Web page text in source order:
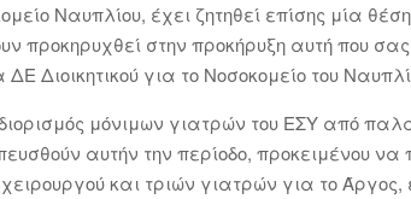
Ναυπλίου, έχει ζητηθεί επίσης μία
προκηρυχθεί στην προκήρυξη αυτή που
Διοικητικού για το Νοσοκομείο του
μόνιμων γιατρών του ΕΣΥ από
αυτήν την περίοδο, προκειμένου
και τριών γιατρών για το